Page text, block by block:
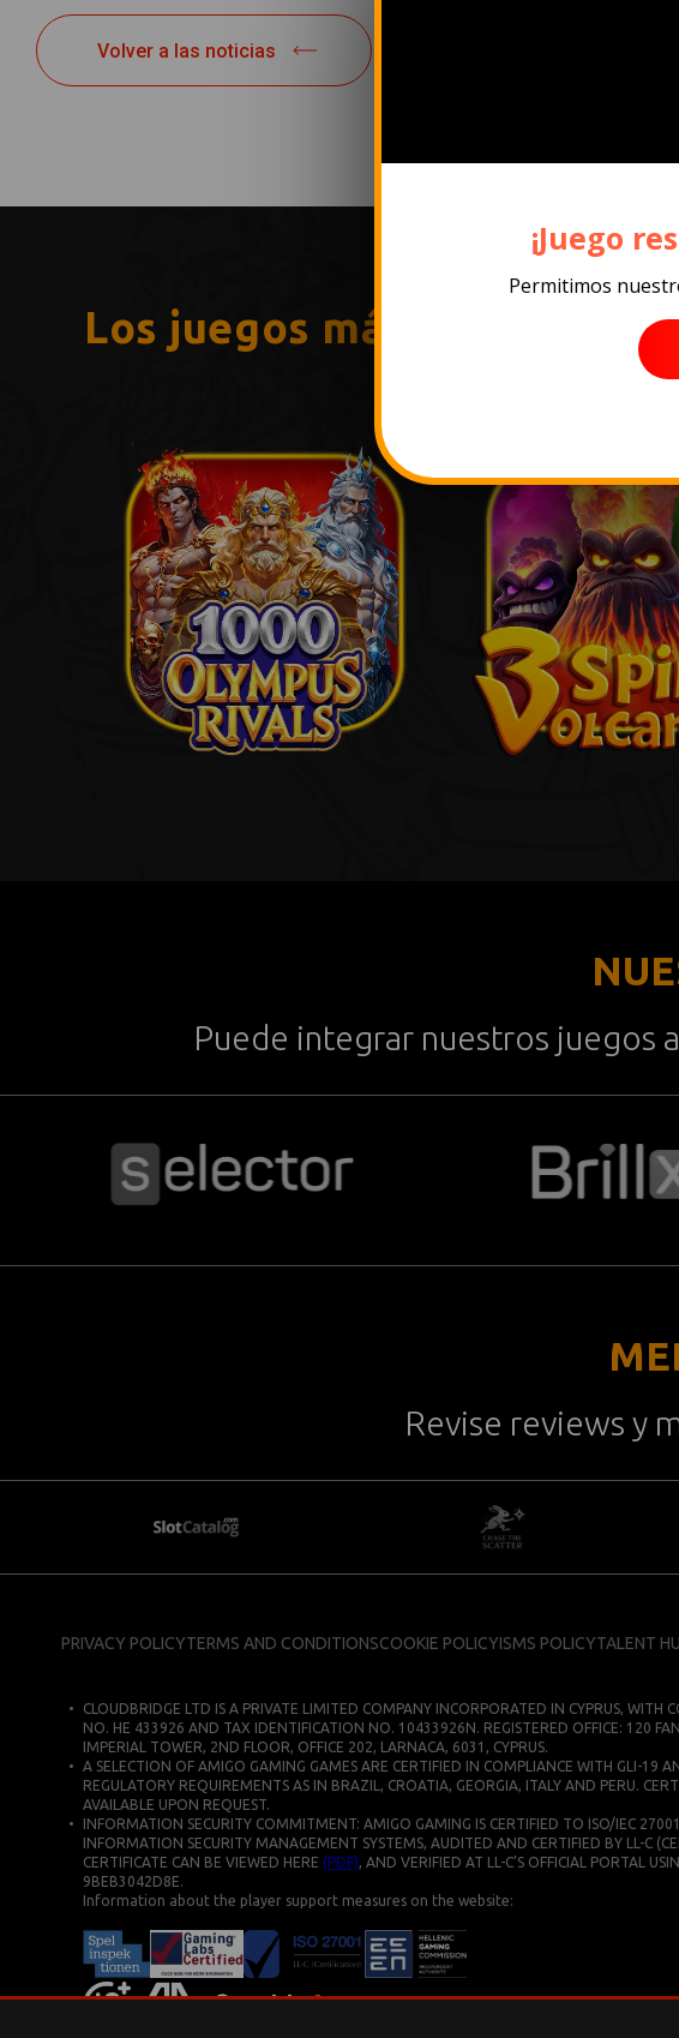
Volver a las noticias
Los juegos más populares
Puede integrar nuestros juegos
Revise reviews y
PRIVACY POLICYTERMS AND CONDITIONSCOOKIE POLICYISMS POLICYTALENT
CLOUDBRIDGE LTD IS A PRIVATE LIMITED COMPANY INCORPORATED IN CYPRUS, WITH
NO. HE 433926 AND TAX IDENTIFICATION NO. 10433926N. REGISTERED OFFICE: 120
IMPERIAL TOWER, 2ND FLOOR, OFFICE 202, LARNACA, 6031, CYPRUS.
A SELECTION OF AMIGO GAMING GAMES ARE CERTIFIED IN COMPLIANCE WITH GLI-19
REGULATORY REQUIREMENTS AS IN BRAZIL, CROATIA, GEORGIA, ITALY AND PERU.
AVAILABLE UPON REQUEST.
INFORMATION SECURITY COMMITMENT: AMIGO GAMING IS CERTIFIED TO ISO/IEC
INFORMATION SECURITY MANAGEMENT SYSTEMS, AUDITED AND CERTIFIED BY LL-C
CERTIFICATE CAN BE VIEWED HERE (PDF), AND VERIFIED AT LL-C’S OFFICIAL PORTAL
9BEB3042D8E.
Information about the player support measures on the website:
¡Juego
Permitimos